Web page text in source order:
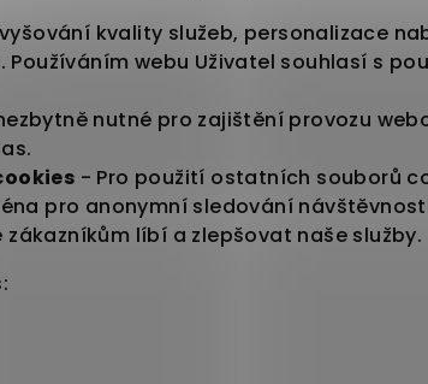
kvality služeb, personalizace
webu Uživatel souhlasí s
nutné pro zajištění provozu
- Pro použití ostatních souborů
pro anonymní sledování
líbí a zlepšovat naše služby.